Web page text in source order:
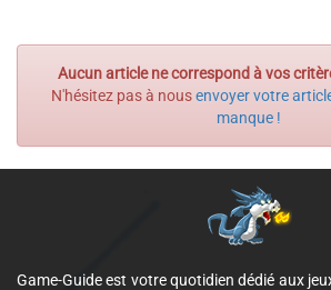
Aucun article ne correspond à vos
N'hésitez pas à nousenvoyer votre
manque !
Game-Guide est votre quotidien dédié aux